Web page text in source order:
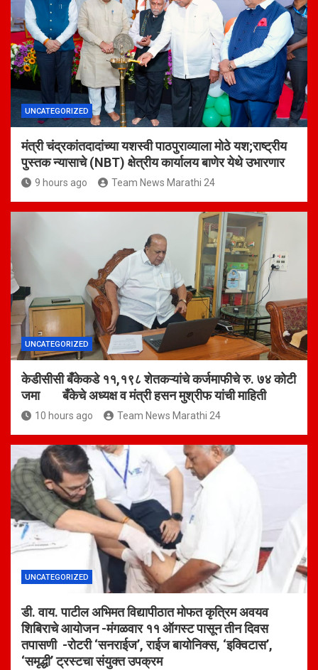
UNCATEGORIZED
मंत्री चंद्रकांतदादांच्या यशस्वी पाठपुराव्याला मोठे यश;राष्ट्रीय
पुस्तक न्यासाचे (NBT) क्षेत्रीय कार्यालय बाणेर येथे उभारणार
9 hours ago Team News Marathi 24
UNCATEGORIZED
केडीसीसी बँकेकडे ११,१९८ शेतकऱ्यांचे कर्जमाफीचे रु. ७४ कोटी
जमा बँकेचे अध्यक्ष व मंत्री हसन मुश्रीफ यांची माहिती
10 hours ago Team News Marathi 24
UNCATEGORIZED
डी. वाय. पाटील अभिमत विद्यापीठात मोफत कृत्रिम अवयव
शिबिराचे आयोजन -मंगळवार ११ ऑगस्ट पासून तीन दिवस
तपासणी -रोटरी ‘सनराईज’, राईज बायोनिक्स, ‘इक्विटास’,
‘समृद्धी’ ट्रस्टचा संयुक्त उपक्रम